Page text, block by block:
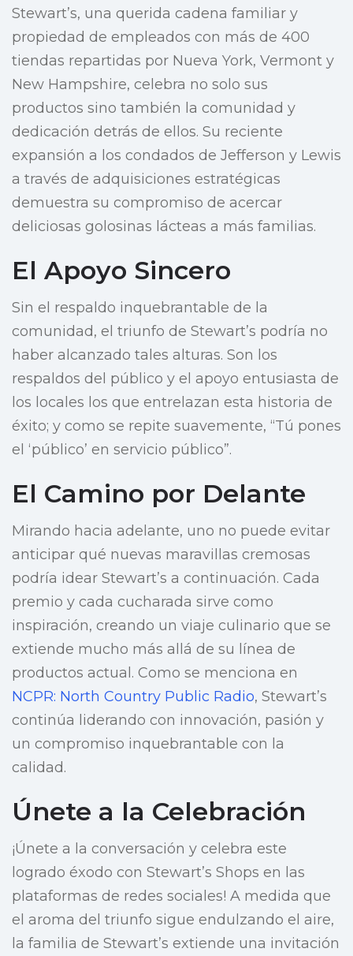
Stewart’s, una querida cadena familiar y
propiedad de empleados con más de 400
tiendas repartidas por Nueva York, Vermont y
New Hampshire, celebra no solo sus
productos sino también la comunidad y
dedicación detrás de ellos. Su reciente
expansión a los condados de Jefferson y Lewis
a través de adquisiciones estratégicas
demuestra su compromiso de acercar
deliciosas golosinas lácteas a más familias.
El Apoyo Sincero
Sin el respaldo inquebrantable de la
comunidad, el triunfo de Stewart’s podría no
haber alcanzado tales alturas. Son los
respaldos del público y el apoyo entusiasta de
los locales los que entrelazan esta historia de
éxito; y como se repite suavemente, “Tú pones
el ‘público’ en servicio público”.
El Camino por Delante
Mirando hacia adelante, uno no puede evitar
anticipar qué nuevas maravillas cremosas
podría idear Stewart’s a continuación. Cada
premio y cada cucharada sirve como
inspiración, creando un viaje culinario que se
extiende mucho más allá de su línea de
productos actual. Como se menciona en
NCPR: North Country Public Radio, Stewart’s
continúa liderando con innovación, pasión y
un compromiso inquebrantable con la
calidad.
Únete a la Celebración
¡Únete a la conversación y celebra este
logrado éxodo con Stewart’s Shops en las
plataformas de redes sociales! A medida que
el aroma del triunfo sigue endulzando el aire,
la familia de Stewart’s extiende una invitación